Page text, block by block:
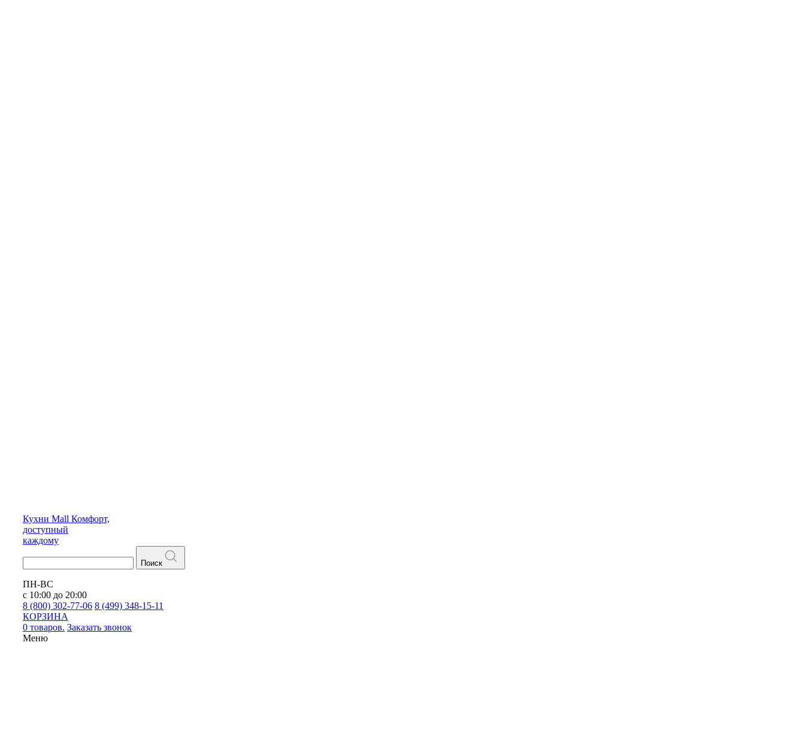
Кухни Mall Комфорт,
доступный
каждому
Поиск
ПН-ВС
с 10:00 до 20:00
8 (800) 302-77-06 8 (499) 348-15-11
КОРЗИНА
0 товаров. Заказать звонок
Меню